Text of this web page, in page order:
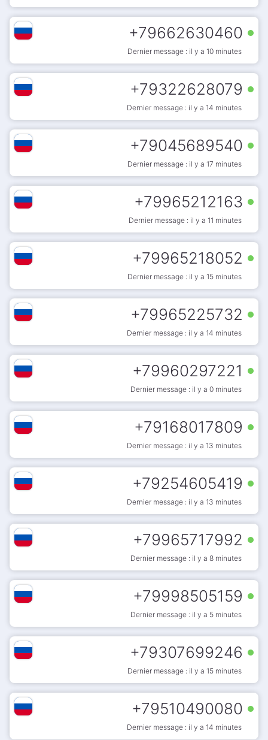
+79662630460
Dernier message : il y a 10 minutes
+79322628079
Dernier message : il y a 14 minutes
+79045689540
Dernier message : il y a 17 minutes
+79965212163
Dernier message : il y a 11 minutes
+79965218052
Dernier message : il y a 15 minutes
+79965225732
Dernier message : il y a 14 minutes
+79960297221
Dernier message : il y a 0 minutes
+79168017809
Dernier message : il y a 13 minutes
+79254605419
Dernier message : il y a 13 minutes
+79965717992
Dernier message : il y a 8 minutes
+79998505159
Dernier message : il y a 5 minutes
+79307699246
Dernier message : il y a 15 minutes
+79510490080
Dernier message : il y a 14 minutes